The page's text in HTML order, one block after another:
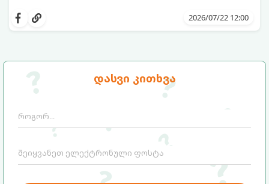
დასვი კითხვა
სიგრილისა“ და სიახლის ეფექტის მიღწევა
ინგრედიენტი დაგჭირდებათ, რომლებიც
2026/07/22 12:00